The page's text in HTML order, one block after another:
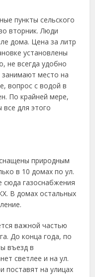
пункты сельского
вторник. Люди
дома. Цена за литр
установлены
не всегда удобно
место на
вопрос с водой в
По крайней мере,
для этого
природным
в 10 домах по ул.
сюда газоснабжения
В домах остальных
важной частью
До конца года, по
въезд в
светлее и на ул.
поставят на улицах